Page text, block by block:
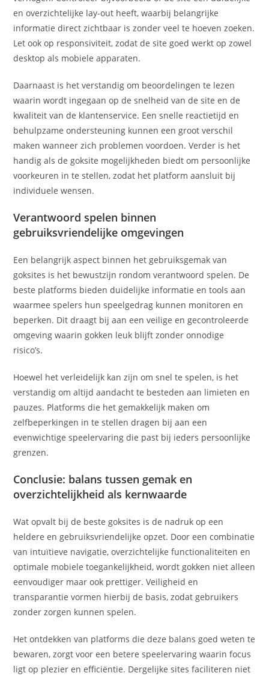
en overzichtelijke lay-out heeft, waarbij belangrijke
informatie direct zichtbaar is zonder veel te hoeven zoeken.
Let ook op responsiviteit, zodat de site goed werkt op zowel
desktop als mobiele apparaten.
Daarnaast is het verstandig om beoordelingen te lezen
waarin wordt ingegaan op de snelheid van de site en de
kwaliteit van de klantenservice. Een snelle reactietijd en
behulpzame ondersteuning kunnen een groot verschil
maken wanneer zich problemen voordoen. Verder is het
handig als de goksite mogelijkheden biedt om persoonlijke
voorkeuren in te stellen, zodat het platform aansluit bij
individuele wensen.
Verantwoord spelen binnen
gebruiksvriendelijke omgevingen
Een belangrijk aspect binnen het gebruiksgemak van
goksites is het bewustzijn rondom verantwoord spelen. De
beste platforms bieden duidelijke informatie en tools aan
waarmee spelers hun speelgedrag kunnen monitoren en
beperken. Dit draagt bij aan een veilige en gecontroleerde
omgeving waarin gokken leuk blijft zonder onnodige
risico’s.
Hoewel het verleidelijk kan zijn om snel te spelen, is het
verstandig om altijd aandacht te besteden aan limieten en
pauzes. Platforms die het gemakkelijk maken om
zelfbeperkingen in te stellen dragen bij aan een
evenwichtige speelervaring die past bij ieders persoonlijke
grenzen.
Conclusie: balans tussen gemak en
overzichtelijkheid als kernwaarde
Wat opvalt bij de beste goksites is de nadruk op een
heldere en gebruiksvriendelijke opzet. Door een combinatie
van intuïtieve navigatie, overzichtelijke functionaliteiten en
optimale mobiele toegankelijkheid, wordt gokken niet alleen
eenvoudiger maar ook prettiger. Veiligheid en
transparantie vormen hierbij de basis, zodat gebruikers
zonder zorgen kunnen spelen.
Het ontdekken van platforms die deze balans goed weten te
bewaren, zorgt voor een betere speelervaring waarin focus
ligt op plezier en efficiëntie. Dergelijke sites faciliteren niet